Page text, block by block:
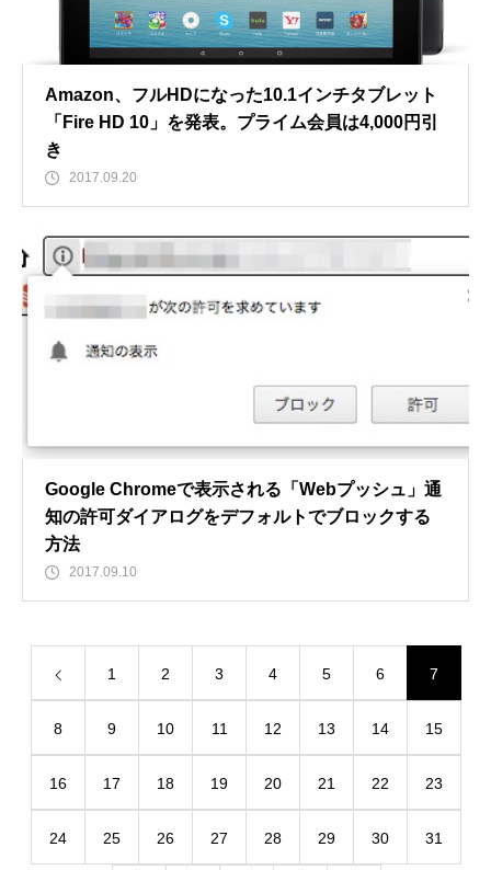
Amazon、フルHDになった10.1インチタブレット
「Fire HD 10」を発表。プライム会員は4,000円引
き
2017.09.20
Google Chromeで表示される「Webプッシュ」通
知の許可ダイアログをデフォルトでブロックする
方法
2017.09.10
1 2 3 4 5 6 7
8 9 10 11 12 13 14 15
16 17 18 19 20 21 22 23
24 25 26 27 28 29 30 31